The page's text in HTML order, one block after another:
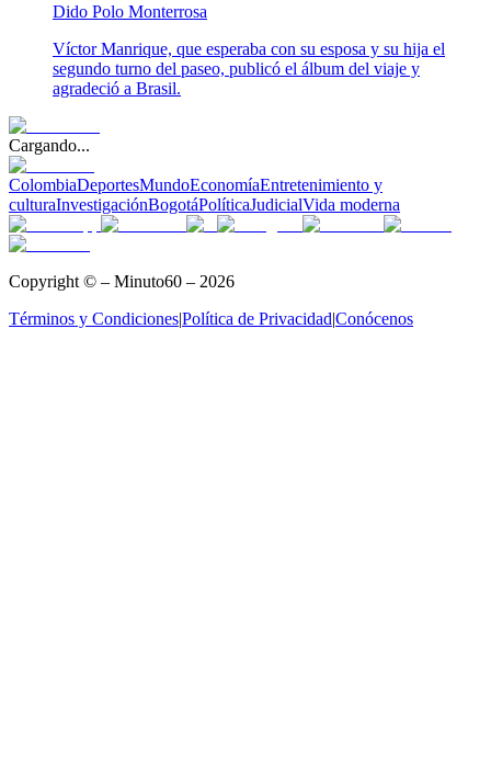
Dido Polo Monterrosa
Víctor Manrique, que esperaba con su esposa y su hija el
segundo turno del paseo, publicó el álbum del viaje y
agradeció a Brasil.
Cargando...
ColombiaDeportesMundoEconomíaEntretenimiento y
culturaInvestigaciónBogotáPolíticaJudicialVida moderna
Copyright © – Minuto60 – 2026
Términos y Condiciones|Política de Privacidad|Conócenos